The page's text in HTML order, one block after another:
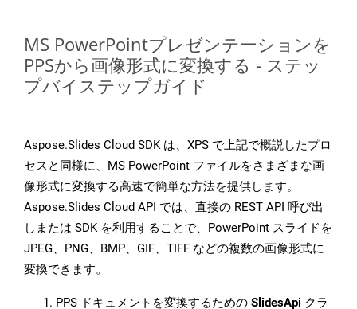
MS PowerPointプレゼンテーションを
PPSから画像形式に変換する - ステッ
プバイステップガイド
Aspose.Slides Cloud SDK は、XPS で上記で概説したプロ
セスと同様に、MS PowerPoint ファイルをさまざまな画
像形式に変換する高速で簡単な方法を提供します。
Aspose.Slides Cloud API では、直接の REST API 呼び出
しまたは SDK を利用することで、PowerPoint スライドを
JPEG、PNG、BMP、GIF、TIFF などの複数の画像形式に
変換できます。
PPS ドキュメントを変換するための SlidesApi クラ